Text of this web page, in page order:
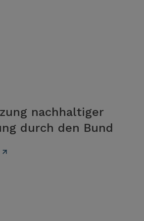
nachhaltiger
durch den Bund